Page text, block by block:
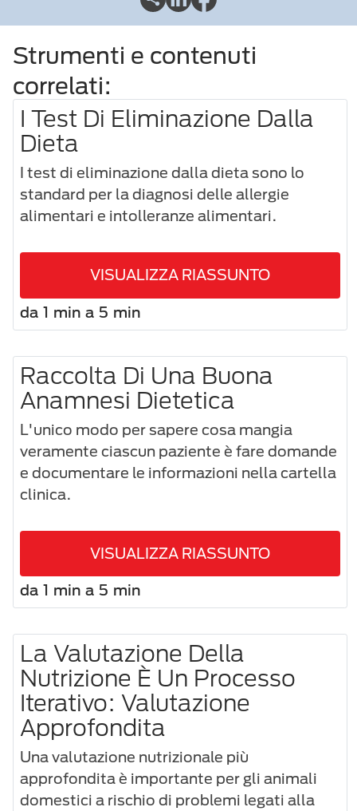
Strumenti e contenuti
correlati:
I Test Di Eliminazione Dalla
Dieta
I test di eliminazione dalla dieta sono lo
standard per la diagnosi delle allergie
alimentari e intolleranze alimentari.
VISUALIZZA RIASSUNTO
da 1 min a 5 min
Raccolta Di Una Buona
Anamnesi Dietetica
L'unico modo per sapere cosa mangia
veramente ciascun paziente è fare domande
e documentare le informazioni nella cartella
clinica.
VISUALIZZA RIASSUNTO
da 1 min a 5 min
La Valutazione Della
Nutrizione È Un Processo
Iterativo: Valutazione
Approfondita
Una valutazione nutrizionale più
approfondita è importante per gli animali
domestici a rischio di problemi legati alla